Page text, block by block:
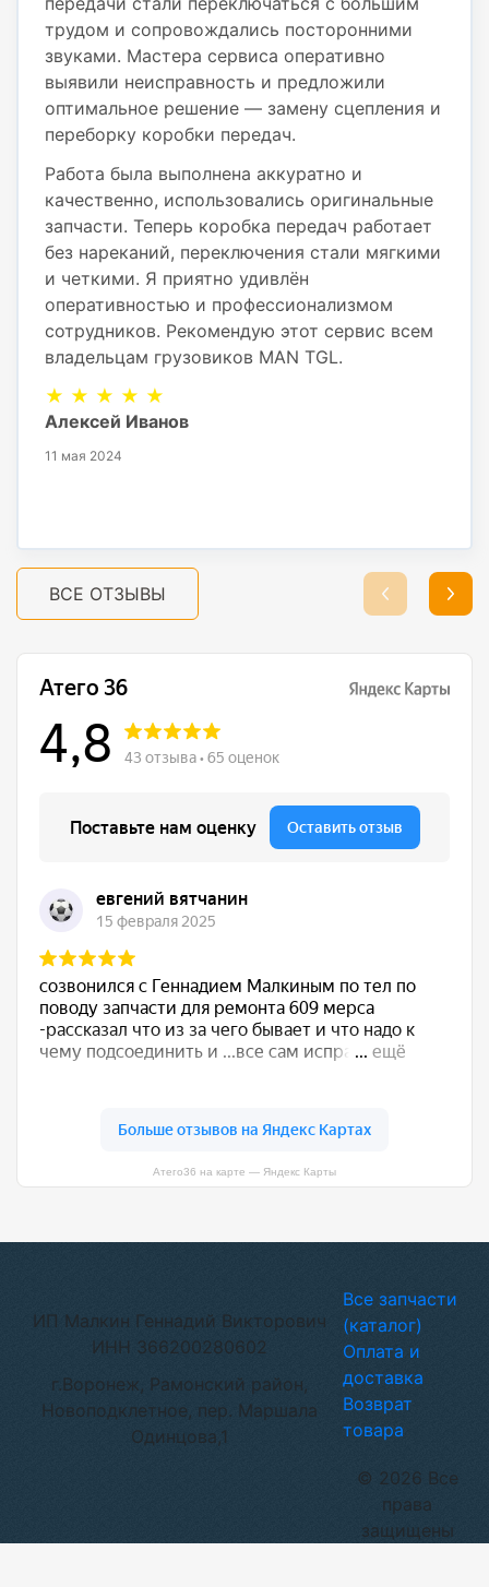
трудом и сопровождались посторонними
звуками. Мастера сервиса оперативно
выявили неисправность и предложили
оптимальное решение — замену сцепления и
переборку коробки передач.
Работа была выполнена аккуратно и
качественно, использовались оригинальные
запчасти. Теперь коробка передач работает
без нареканий, переключения стали мягкими
и четкими. Я приятно удивлён
оперативностью и профессионализмом
сотрудников. Рекомендую этот сервис всем
владельцам грузовиков MAN TGL.
★ ★ ★ ★ ★
Алексей Иванов
11 мая 2024
ВСЕ ОТЗЫВЫ
Атего36 на карте — Яндекс Карты
ИП Малкин Геннадий Викторович
ИНН 366200280602
г.Воронеж, Рамонский район,
Новоподклетное, пер. Маршала
Одинцова,1
© 2026 Все
права
защищены
Все запчасти
(каталог)
Оплата и
доставка
Возврат
товара